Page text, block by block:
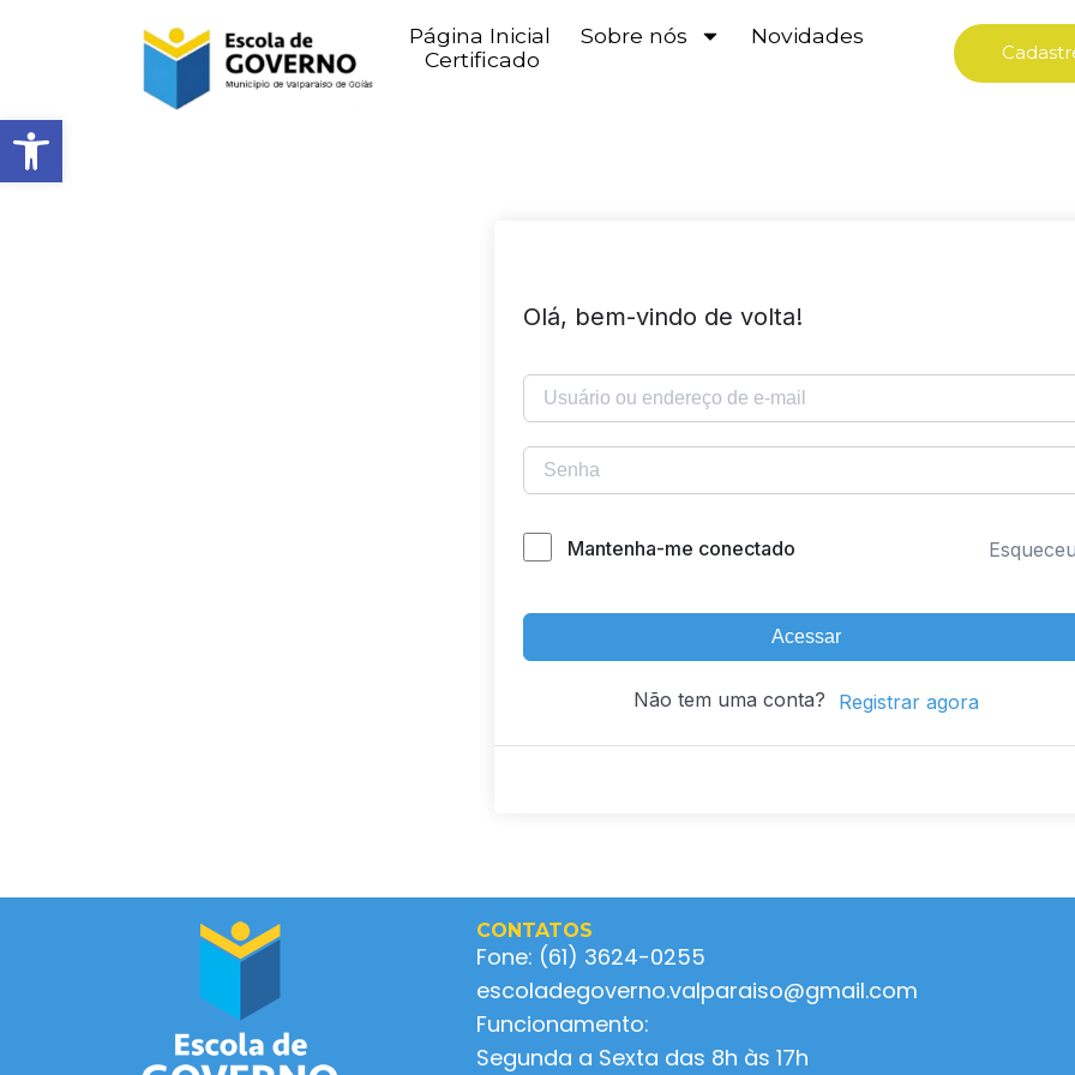
Abrir barra de ferramentas
Página Inicial Sobre nós
Novidades
Certificado
Olá, bem-vindo de volta!
Mantenha-me conectado
Acessar
Não tem uma conta? Registrar agora
CONTATOS
Fone: (61) 3624-0255
escoladegoverno.valparaiso@gmail.com
Funcionamento:
Segunda a Sexta das 8h às 17h